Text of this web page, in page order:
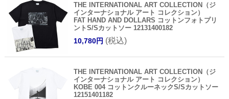
THE INTERNATIONAL ART COLLECTION（ジ
インターナショナル アート コレクション）
FAT HAND AND DOLLARS コットンフォトプリ
ントS/Sカットソー 12131400182
10,780円 (税込)
THE INTERNATIONAL ART COLLECTION（ジ
インターナショナル アート コレクション）
KOBE 004 コットンクルーネックS/Sカットソー
12151401182